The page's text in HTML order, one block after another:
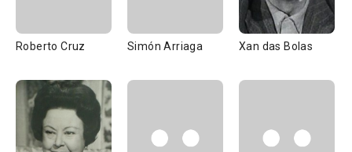
Roberto Cruz Simón Arriaga Xan das Bolas